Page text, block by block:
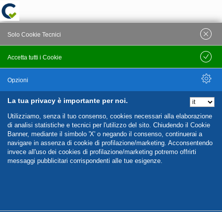
La tua privacy è importante per noi.
Utilizziamo, senza il tuo consenso, cookies necessari alla elaborazione
di analisi statistiche e tecnici per l'utilizzo del sito. Chiudendo il Cookie
Banner, mediante il simbolo 'X' o negando il consenso, continuerai a
navigare in assenza di cookie di profilazione/marketing. Acconsentendo
invece all'uso dei cookies di profilazione/marketing potremo offrirti
messaggi pubblicitari corrispondenti alle tue esigenze.
Accetta tutti i Cookie
Solo Cookie Tecnici
Salva
Opzioni
Nascondi Opzioni